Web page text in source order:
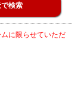
検索
に限らせていただ